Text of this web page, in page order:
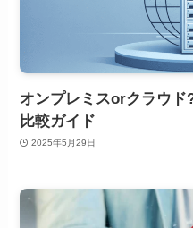
オンプレミスorクラウ
比較ガイド
2025年5月29日